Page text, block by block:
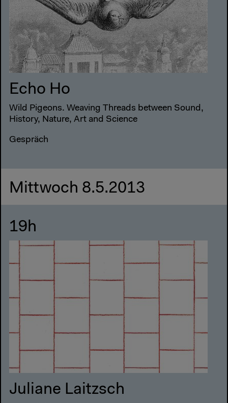
Echo Ho
Wild Pigeons. Weaving Threads between Sound,
History, Nature, Art and Science
Gespräch
Mittwoch 8.5.2013
19h
Juliane Laitzsch